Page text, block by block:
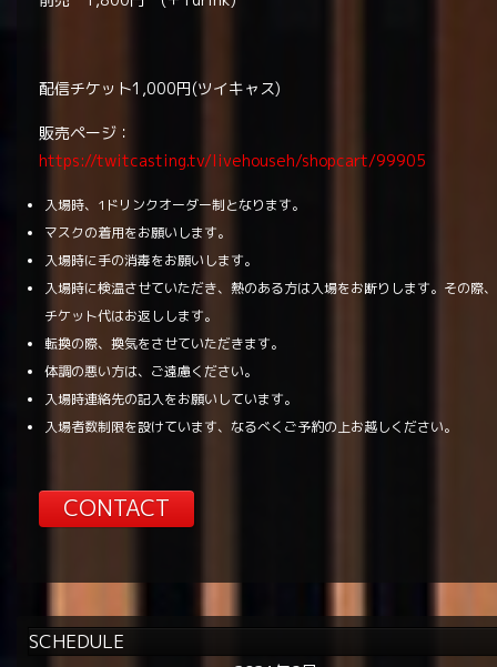
配信チケット1,000円(ツイキャス)
販売ページ：
https://twitcasting.tv/livehouseh/shopcart/99905
入場時、1ドリンクオーダー制となります。
マスクの着用をお願いします。
入場時に手の消毒をお願いします。
入場時に検温させていただき、熱のある方は入場をお断りします。その際、
チケット代はお返しします。
転換の際、換気をさせていただきます。
体調の悪い方は、ご遠慮ください。
入場時連絡先の記入をお願いしています。
入場者数制限を設けています、なるべくご予約の上お越しください。
CONTACT
SCHEDULE